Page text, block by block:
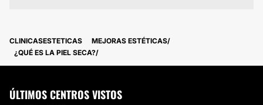
CLINICASESTETICAS
MEJORAS ESTÉTICAS
¿QUÉ ES LA PIEL SECA?
ÚLTIMOS CENTROS VISTOS